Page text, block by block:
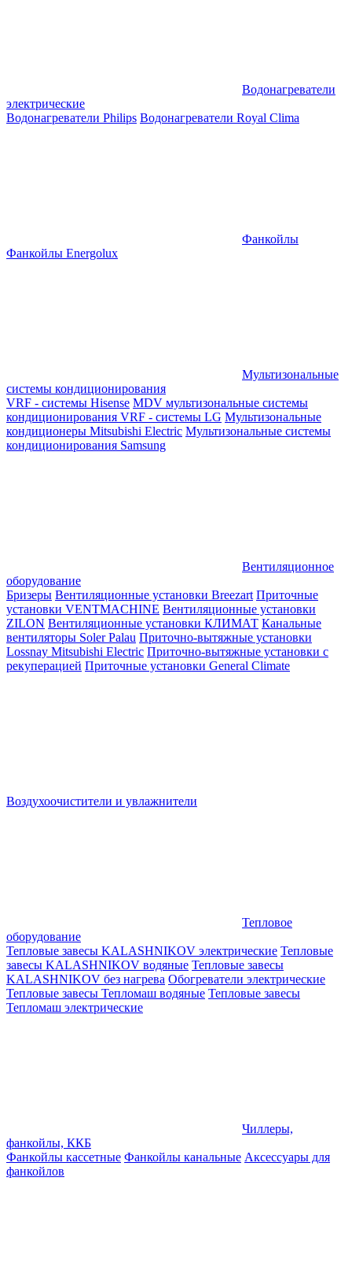
Водонагреватели
электрические
Водонагреватели Philips Водонагреватели Royal Clima
Фанкойлы
Фанкойлы Energolux
Мультизональные
системы кондиционирования
VRF - системы Hisense MDV мультизональные системы
кондиционирования VRF - системы LG Мультизональные
кондиционеры Mitsubishi Electric Мультизональные системы
кондиционирования Samsung
Вентиляционное
оборудование
Бризеры Вентиляционные установки Breezart Приточные
установки VENTMACHINE Вентиляционные установки
ZILON Вентиляционные установки КЛИМАТ Канальные
вентиляторы Soler Palau Приточно-вытяжные установки
Lossnay Mitsubishi Electric Приточно-вытяжные установки с
рекуперацией Приточные установки General Climate
Воздухоочистители и увлажнители
Тепловое
оборудование
Тепловые завесы KALASHNIKOV электрические Тепловые
завесы KALASHNIKOV водяные Тепловые завесы
KALASHNIKOV без нагрева Обогреватели электрические
Тепловые завесы Тепломаш водяные Тепловые завесы
Тепломаш электрические
Чиллеры,
фанкойлы, ККБ
Фанкойлы кассетные Фанкойлы канальные Аксессуары для
фанкойлов